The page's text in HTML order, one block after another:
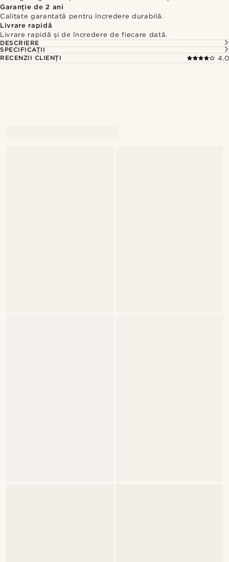
Garanție de 2 ani
Calitate garantată pentru încredere durabilă.
Livrare rapidă
Livrare rapidă și de încredere de fiecare dată.
DESCRIERE
SPECIFICAȚII
RECENZII CLIENȚI
4.0